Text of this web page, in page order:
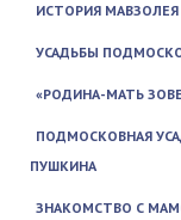
ИСТОРИЯ
УСАДЬБЫ
«РОДИНА-МАТЬ
ПОДМОСКОВНАЯ
ПУШКИНА
ЗНАКОМСТВО С